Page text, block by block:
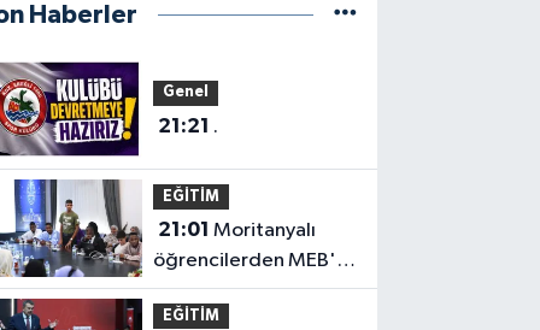
Haberler
Genel
21:21 .
EĞİTİM
21:01 Moritanyalı
öğrencilerden MEB'e
ziyaret
EĞİTİM